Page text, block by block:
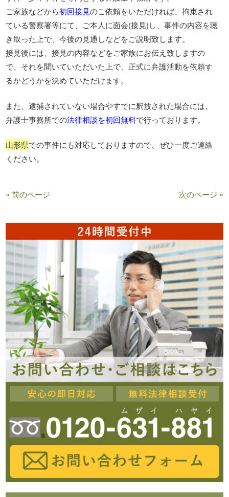
ご家族などから初回接見のご依頼をいただければ、拘束され
ている警察署等にて、ご本人に面会(接見)し、事件の内容を聴
き取った上で、今後の見通しなどをご説明致します。
接見後には、接見の内容などをご家族にお伝え致しますの
で、それを聞いていただいた上で、正式に弁護活動を依頼す
るかどうかを決めていただけます。
また、逮捕されていない場合やすでに釈放された場合には、
弁護士事務所での法律相談を初回無料で行っております。
山形県での事件にも対応しておりますので、ぜひ一度ご連絡
ください。
« 前のページ 次のページ »